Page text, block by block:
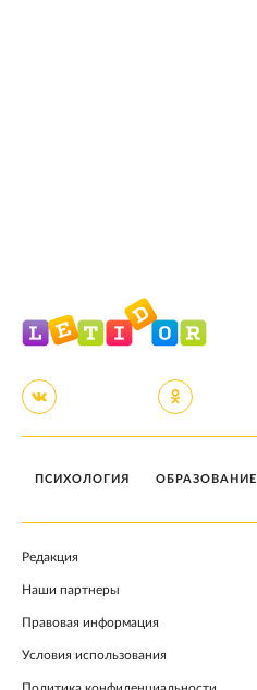
ПСИХОЛОГИЯ ОБРАЗОВАНИЕ
Редакция
Наши партнеры
Правовая информация
Условия использования